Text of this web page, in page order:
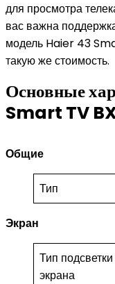
для просмотра
вас важна
модель Haier 43
такую же стоимость.
Основные
Smart TV
Общие
Тип
Экран
Тип подсветки
экрана